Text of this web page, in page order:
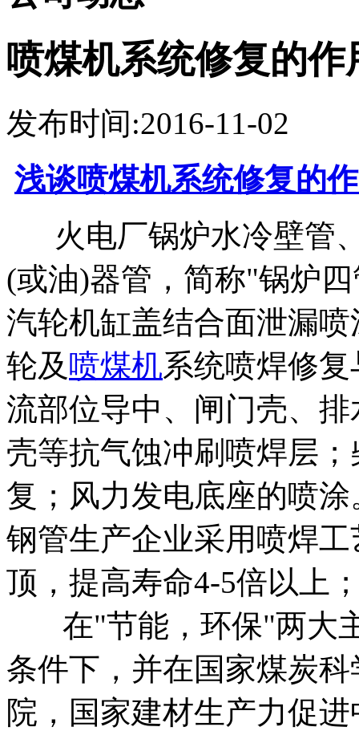
喷煤机系统修复的作
发布时间:2016-11-02
浅谈喷煤机系统修复的
火电厂锅炉水冷壁管
(或油)器管，简称"锅炉
汽轮机缸盖结合面泄漏
轮及喷煤机系统喷焊修
流部位导中、闸门壳、
壳等抗气蚀冲刷喷焊层
复；风力发电底座的喷
钢管生产企业采用喷焊
顶，提高寿命4-5倍以上
在"节能，环保"两大
条件下，并在国家煤炭
院，国家建材生产力促